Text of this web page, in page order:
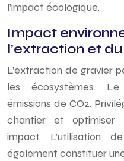
l’impact écologique.
Impact
l’extraction et
L’extraction de gravier
les écosystèmes.
émissions de CO2.
chantier et optimiser
impact. L’utilisation
également constituer